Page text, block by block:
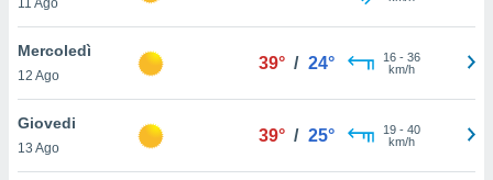
la
nella
Mercoledì
12 Ago
39° / 24° 16- 36
km/h
Giovedi
13 Ago
39° / 25° 19- 40
km/h